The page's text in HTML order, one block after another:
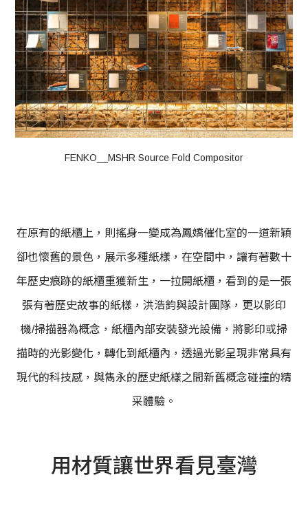
FENKO__MSHR Source Fold Compositor
在原有的紙櫃上，則搖身一變成為鳳嬌催化室的一道新穎
卻也懷舊的景色，展示多種紙樣，在空間中，讓有著數十
年歷史痕跡的紙櫃重獲新生，一拉開紙櫃，看到的是一張
張有著歷史故事的紙樣，洪浩鈞與設計團隊，更以影印
機/掃描器為概念，紙櫃內部安裝發光設備，將影印或掃
描時的光影變化，轉化到紙櫃內，透過光影呈現非常具有
現代的科技感，與雋永的歷史紙樣之間新舊概念碰撞的精
采體驗。
用材質讓世界看見臺灣